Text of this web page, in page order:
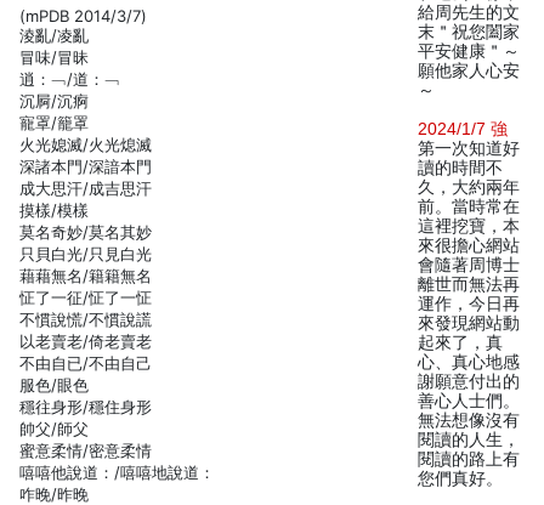
(mPDB 2014/3/7)
淩亂/凌亂
冒味/冒昧
逍：﹁/道：﹁
沉屙/沉痾
寵罩/籠罩
火光媳滅/火光熄滅
深諸本門/深諳本門
成大思汗/成吉思汗
摸樣/模樣
莫名奇妙/莫名其妙
只貝白光/只見白光
藉藉無名/籍籍無名
怔了一征/怔了一怔
不慣說慌/不慣說謊
以老賣老/倚老賣老
不由自已/不由自己
服色/眼色
穩往身形/穩住身形
帥父/師父
蜜意柔情/密意柔情
嘻嘻他說道：/嘻嘻地說道：
咋晚/昨晚
給周先生的文
末＂祝您闔家
平安健康＂～
願他家人心安
～
2024/1/7 強
第一次知道好
讀的時間不
久，大約兩年
前。當時常在
這裡挖寶，本
來很擔心網站
會隨著周博士
離世而無法再
運作，今日再
來發現網站動
起來了，真
心、真心地感
謝願意付出的
善心人士們。
無法想像沒有
閱讀的人生，
閱讀的路上有
您們真好。